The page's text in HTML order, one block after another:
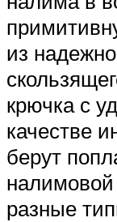
из
крючка с
качестве
берут
разные